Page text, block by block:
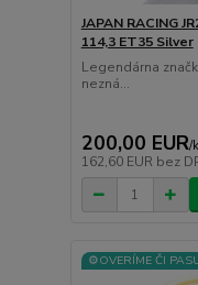
JAPAN RACING
114,3 ET35 Silver
Legendárna
nezná...
200,00 EUR/
162,60 EUR bez
⚙️OVERÍME ČI